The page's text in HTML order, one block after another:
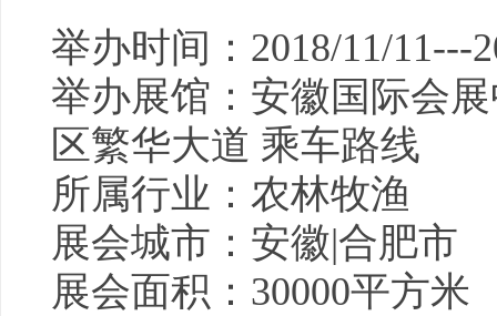
举办时间：2018/11/11---
举办展馆：安徽国际会
区繁华大道 乘车路线
所属行业：农林牧渔
展会城市：安徽|合肥市
展会面积：30000平方米